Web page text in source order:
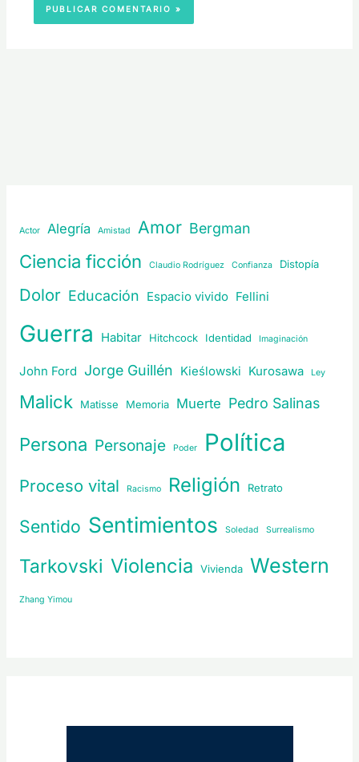
Actor Alegría Amistad Amor Bergman
Ciencia ficción Claudio Rodríguez Confianza Distopía
Dolor Educación Espacio vivido Fellini
Guerra Habitar Hitchcock Identidad Imaginación
John Ford Jorge Guillén Kieślowski Kurosawa Ley
Malick Matisse Memoria Muerte Pedro Salinas
Persona Personaje Poder Política
Proceso vital Racismo Religión Retrato
Sentido Sentimientos Soledad Surrealismo
Tarkovski Violencia Vivienda Western
Zhang Yimou